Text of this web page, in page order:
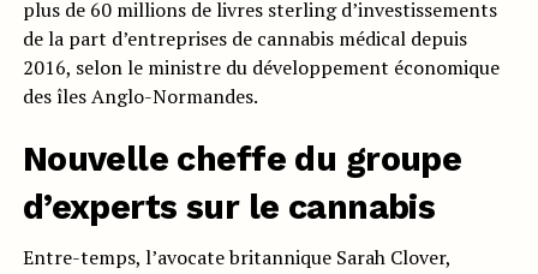
plus de 60 millions de livres sterling d’investissements
de la part d’entreprises de cannabis médical depuis
2016, selon le ministre du développement économique
des îles Anglo-Normandes.
Nouvelle cheffe du groupe
d’experts sur le cannabis
Entre-temps, l’avocate britannique Sarah Clover,